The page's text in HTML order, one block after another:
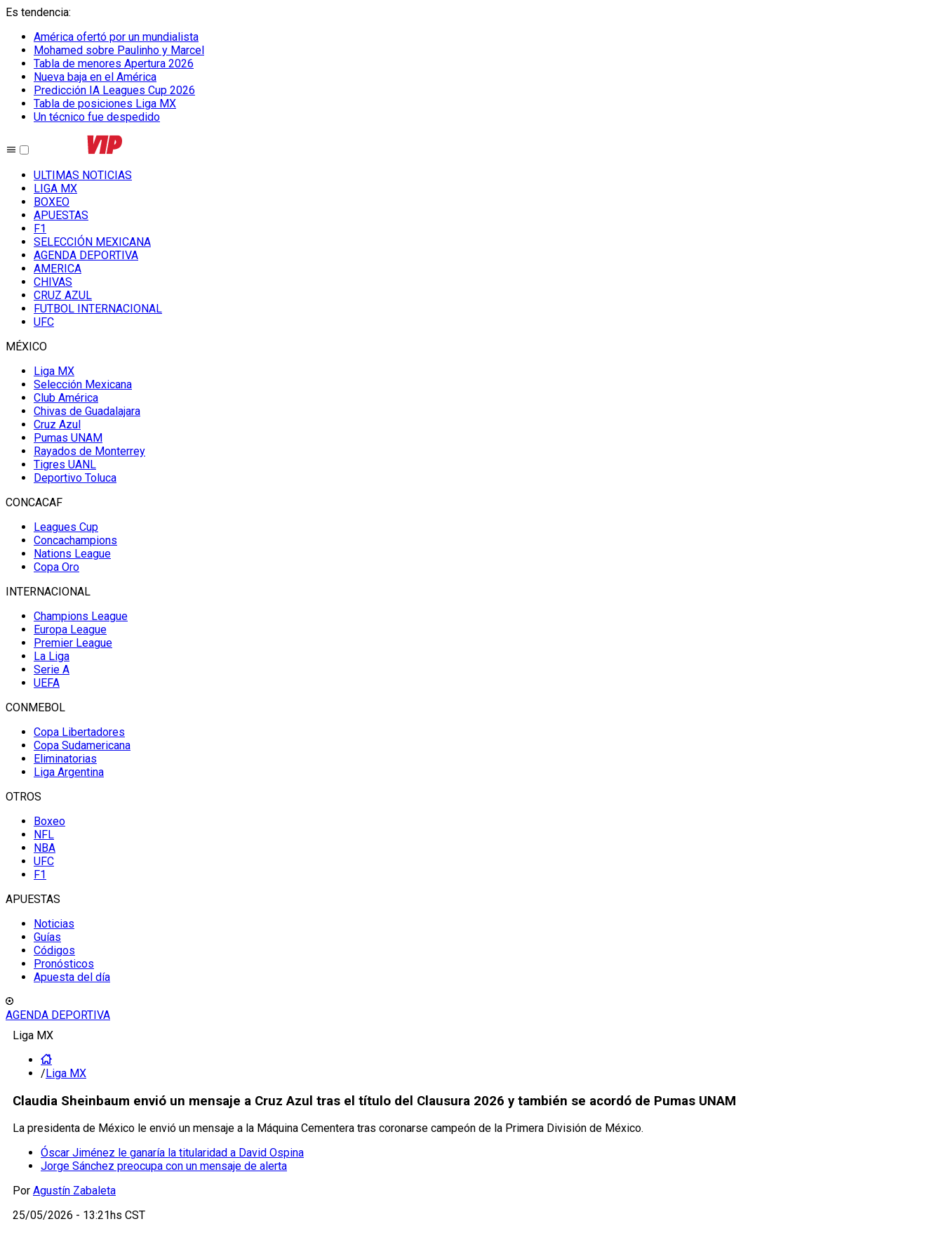
Es tendencia:
América ofertó por un mundialista
Mohamed sobre Paulinho y Marcel
Tabla de menores Apertura 2026
Nueva baja en el América
Predicción IA Leagues Cup 2026
Tabla de posiciones Liga MX
Un técnico fue despedido
ULTIMAS NOTICIAS
LIGA MX
BOXEO
APUESTAS
F1
SELECCIÓN MEXICANA
AGENDA DEPORTIVA
AMERICA
CHIVAS
CRUZ AZUL
FUTBOL INTERNACIONAL
UFC
MÉXICO
Liga MX
Selección Mexicana
Club América
Chivas de Guadalajara
Cruz Azul
Pumas UNAM
Rayados de Monterrey
Tigres UANL
Deportivo Toluca
CONCACAF
Leagues Cup
Concachampions
Nations League
Copa Oro
INTERNACIONAL
Champions League
Europa League
Premier League
La Liga
Serie A
UEFA
CONMEBOL
Copa Libertadores
Copa Sudamericana
Eliminatorias
Liga Argentina
OTROS
Boxeo
NFL
NBA
UFC
F1
APUESTAS
Noticias
Guías
Códigos
Pronósticos
Apuesta del día
AGENDA DEPORTIVA
Liga MX
/Liga MX
Claudia Sheinbaum envió un mensaje a Cruz Azul tras el título del Clausura 2026 y también se acordó de Pumas UNAM
La presidenta de México le envió un mensaje a la Máquina Cementera tras coronarse campeón de la Primera División de México.
Óscar Jiménez le ganaría la titularidad a David Ospina
Jorge Sánchez preocupa con un mensaje de alerta
Por Agustín Zabaleta
25/05/2026 - 13:21hs CST